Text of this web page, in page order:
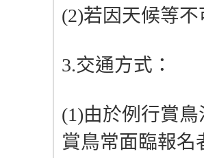
(2)若因天候等
3.交通方式：
(1)由於例行賞
賞鳥常面臨報名